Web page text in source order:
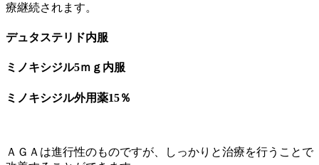
療継続されます。
デュタステリド内服
ミノキシジル5ｍｇ内服
ミノキシジル外用薬15％
ＡＧＡは進行性のものですが、しっかりと治療を行うことで